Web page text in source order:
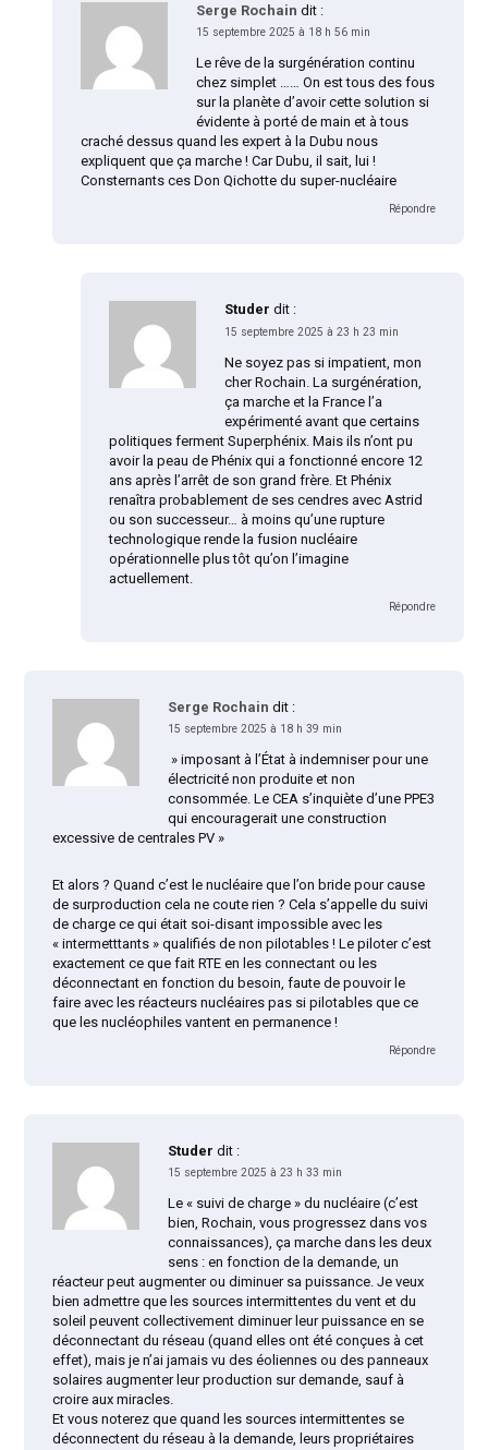
Serge Rochain dit :
15 septembre 2025 à 18 h 56 min
Le rêve de la surgénération continu
chez simplet …… On est tous des fous
sur la planète d’avoir cette solution si
évidente à porté de main et à tous
craché dessus quand les expert à la Dubu nous
expliquent que ça marche ! Car Dubu, il sait, lui !
Consternants ces Don Qichotte du super-nucléaire
Répondre
Studer dit :
15 septembre 2025 à 23 h 23 min
Ne soyez pas si impatient, mon
cher Rochain. La surgénération,
ça marche et la France l’a
expérimenté avant que certains
politiques ferment Superphénix. Mais ils n’ont pu
avoir la peau de Phénix qui a fonctionné encore 12
ans après l’arrêt de son grand frère. Et Phénix
renaîtra probablement de ses cendres avec Astrid
ou son successeur… à moins qu’une rupture
technologique rende la fusion nucléaire
opérationnelle plus tôt qu’on l’imagine
actuellement.
Répondre
Serge Rochain dit :
15 septembre 2025 à 18 h 39 min
» imposant à l’État à indemniser pour une
électricité non produite et non
consommée. Le CEA s’inquiète d’une PPE3
qui encouragerait une construction
excessive de centrales PV »
Et alors ? Quand c’est le nucléaire que l’on bride pour cause
de surproduction cela ne coute rien ? Cela s’appelle du suivi
de charge ce qui était soi-disant impossible avec les
« intermetttants » qualifiés de non pilotables ! Le piloter c’est
exactement ce que fait RTE en les connectant ou les
déconnectant en fonction du besoin, faute de pouvoir le
faire avec les réacteurs nucléaires pas si pilotables que ce
que les nucléophiles vantent en permanence !
Répondre
Studer dit :
15 septembre 2025 à 23 h 33 min
Le « suivi de charge » du nucléaire (c’est
bien, Rochain, vous progressez dans vos
connaissances), ça marche dans les deux
sens : en fonction de la demande, un
réacteur peut augmenter ou diminuer sa puissance. Je veux
bien admettre que les sources intermittentes du vent et du
soleil peuvent collectivement diminuer leur puissance en se
déconnectant du réseau (quand elles ont été conçues à cet
effet), mais je n’ai jamais vu des éoliennes ou des panneaux
solaires augmenter leur production sur demande, sauf à
croire aux miracles.
Et vous noterez que quand les sources intermittentes se
déconnectent du réseau à la demande, leurs propriétaires